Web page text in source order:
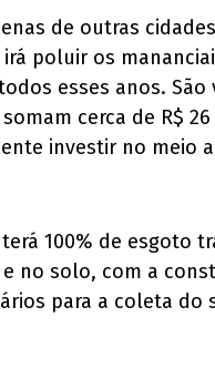
de outras
poluir os
esses anos. São
cerca de R$
investir no meio
100% de esgoto
no solo, com a
para a coleta do